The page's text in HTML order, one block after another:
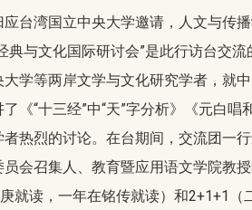
台湾国立中央大学邀请，人文与传
典与文化国际研讨会”是此行访台交
学等两岸文学与文化研究学者，就
《“十三经”中“天”字分析》《元白
热烈的讨论。在台期间，交流团一
会召集人、教育暨应用语文学院教
就读，一年在铭传就读）和2+1+1